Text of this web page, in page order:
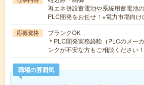
再エネ併設蓄電池や系統用蓄電池
PLC開発をお任せ！※電力市場向
応募資格
ブランクOK
＊PLC開発実務経験（PLCのメー
ンクが不安な方もご相談ください！
職場の雰囲気